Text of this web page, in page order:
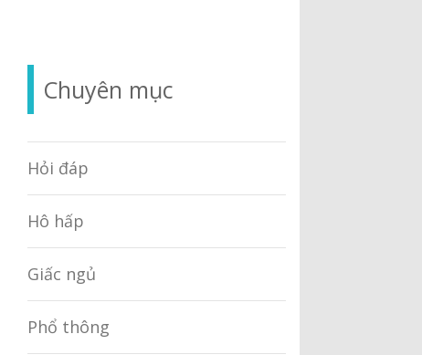
Chuyên mục
Hỏi đáp
Hô hấp
Giấc ngủ
Phổ thông